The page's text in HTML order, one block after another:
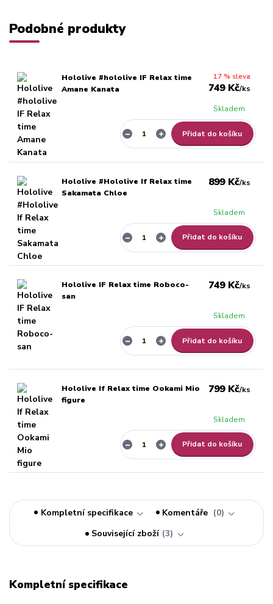
Podobné produkty
Hololive #hololive IF Relax time
Amane Kanata
17 % sleva
749 Kč/ks
Skladem
Přidat do košíku
Hololive #Hololive If Relax time
Sakamata Chloe
899 Kč/ks
Skladem
Přidat do košíku
Hololive IF Relax time Roboco-
san
749 Kč/ks
Skladem
Přidat do košíku
Hololive If Relax time Ookami Mio
figure
799 Kč/ks
Skladem
Přidat do košíku
Kompletní specifikace Komentáře
0
Související zboží 3
Kompletní specifikace